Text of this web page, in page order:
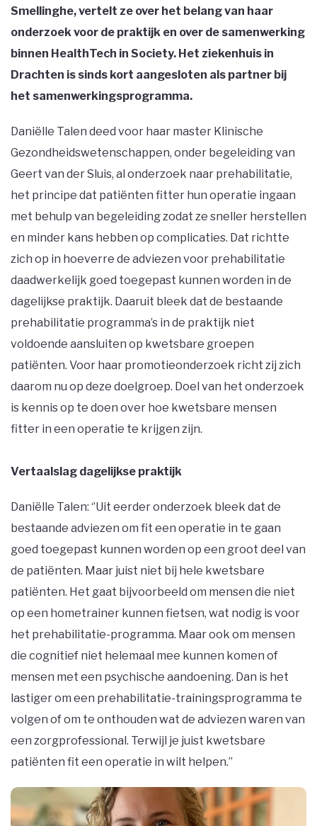
Smellinghe, vertelt ze over het belang van haar
onderzoek voor de praktijk en over de samenwerking
binnen HealthTech in Society. Het ziekenhuis in
Drachten is sinds kort aangesloten als partner bij
het samenwerkingsprogramma.
Daniëlle Talen deed voor haar master Klinische
Gezondheidswetenschappen, onder begeleiding van
Geert van der Sluis, al onderzoek naar prehabilitatie,
het principe dat patiënten fitter hun operatie ingaan
met behulp van begeleiding zodat ze sneller herstellen
en minder kans hebben op complicaties. Dat richtte
zich op in hoeverre de adviezen voor prehabilitatie
daadwerkelijk goed toegepast kunnen worden in de
dagelijkse praktijk. Daaruit bleek dat de bestaande
prehabilitatie programma’s in de praktijk niet
voldoende aansluiten op kwetsbare groepen
patiënten. Voor haar promotieonderzoek richt zij zich
daarom nu op deze doelgroep. Doel van het onderzoek
is kennis op te doen over hoe kwetsbare mensen
fitter in een operatie te krijgen zijn.
Vertaalslag dagelijkse praktijk
Daniëlle Talen: ‘’Uit eerder onderzoek bleek dat de
bestaande adviezen om fit een operatie in te gaan
goed toegepast kunnen worden op een groot deel van
de patiënten. Maar juist niet bij hele kwetsbare
patiënten. Het gaat bijvoorbeeld om mensen die niet
op een hometrainer kunnen fietsen, wat nodig is voor
het prehabilitatie-programma. Maar ook om mensen
die cognitief niet helemaal mee kunnen komen of
mensen met een psychische aandoening. Dan is het
lastiger om een prehabilitatie-trainingsprogramma te
volgen of om te onthouden wat de adviezen waren van
een zorgprofessional. Terwijl je juist kwetsbare
patiënten fit een operatie in wilt helpen.’’